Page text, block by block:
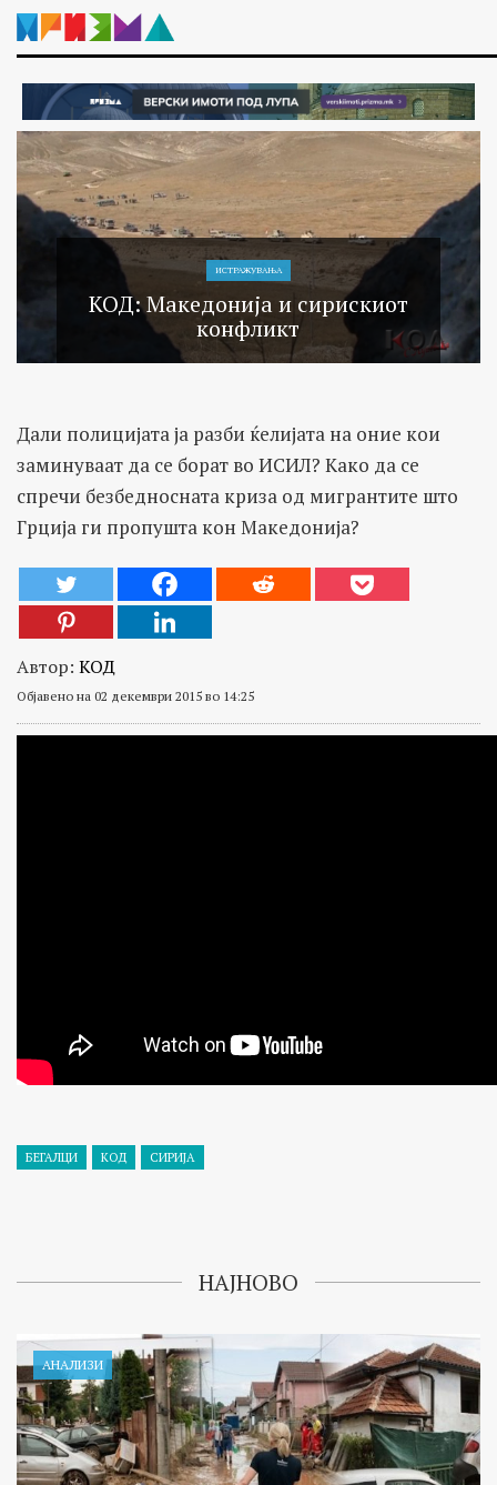
ИСТРАЖУВАЊA
КОД: Македонија и сирискиот
конфликт
Дали полицијата ја разби ќелијата на оние кои
заминуваат да се борат во ИСИЛ? Како да се
спречи безбедносната криза од мигрантите што
Грција ги пропушта кон Македонија?
Автор: КОД
Објавено на 02 декември 2015 во 14:25
БЕГАЛЦИ КОД СИРИЈА
НАЈНОВО
АНАЛИЗИ